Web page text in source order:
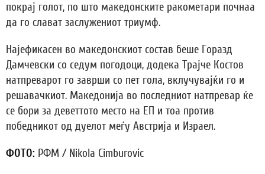
покрај голот, по што македонските ракометари почнаа
да го слават заслужениот триумф.
Најефикасен во македонскиот состав беше Горазд
Дамчевски со седум погодоци, додека Трајче Костов
натпреварот го заврши со пет гола, вклучувајќи го и
решавачкиот. Македонија во последниот натпревар ќе
се бори за деветтото место на ЕП и тоа против
победникот од дуелот меѓу Австрија и Израел.
ФОТО: РФМ / Nikola Cimburovic